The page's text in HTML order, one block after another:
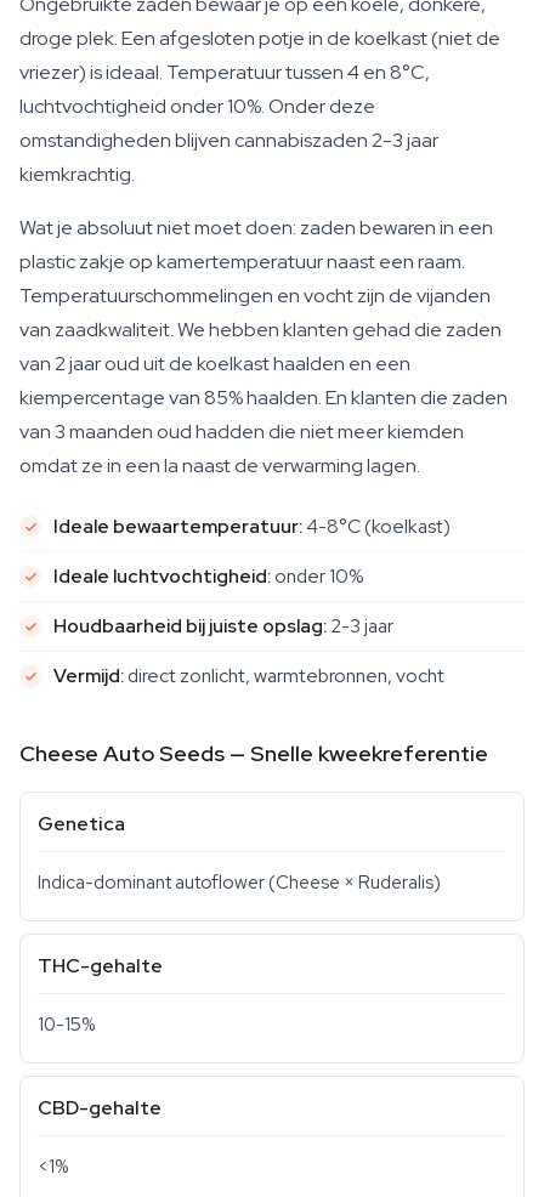
droge plek. Een afgesloten potje in de koelkast (niet de
vriezer) is ideaal. Temperatuur tussen 4 en 8°C,
luchtvochtigheid onder 10%. Onder deze
omstandigheden blijven cannabiszaden 2-3 jaar
kiemkrachtig.
Wat je absoluut niet moet doen: zaden bewaren in een
plastic zakje op kamertemperatuur naast een raam.
Temperatuurschommelingen en vocht zijn de vijanden
van zaadkwaliteit. We hebben klanten gehad die zaden
van 2 jaar oud uit de koelkast haalden en een
kiempercentage van 85% haalden. En klanten die zaden
van 3 maanden oud hadden die niet meer kiemden
omdat ze in een la naast de verwarming lagen.
Ideale bewaartemperatuur:4-8°C (koelkast)
Ideale luchtvochtigheid:onder 10%
Houdbaarheid bij juiste opslag:2-3 jaar
Vermijd:direct zonlicht, warmtebronnen, vocht
Cheese Auto Seeds — Snelle kweekreferentie
Genetica
Indica-dominant autoflower (Cheese × Ruderalis)
THC-gehalte
10-15%
CBD-gehalte
<1%